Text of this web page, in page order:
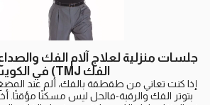
جلسات منزلية لعلاج آلام الفك
الفك TMJ) في الكويت
إذا كنت تعاني من طقطقة بالفك، ألم عند
بتوتر الفك والرقبة-فالحل ليس مسكنًا مؤقتًا.